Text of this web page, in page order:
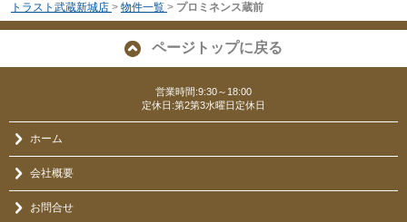
トラスト武蔵新城店 > 物件一覧 > プロミネンス蔵前
ページトップに戻る
営業時間:9:30～18:00
定休日:第2第3水曜日定休日
ホーム
会社概要
お問合せ